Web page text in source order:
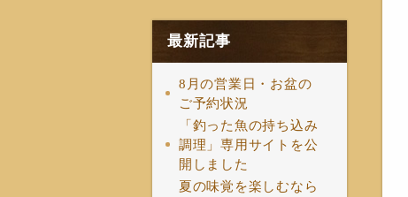
最新記事
8月の営業日・お盆の
ご予約状況
「釣った魚の持ち込み
調理」専用サイトを公
開しました
夏の味覚を楽しむなら